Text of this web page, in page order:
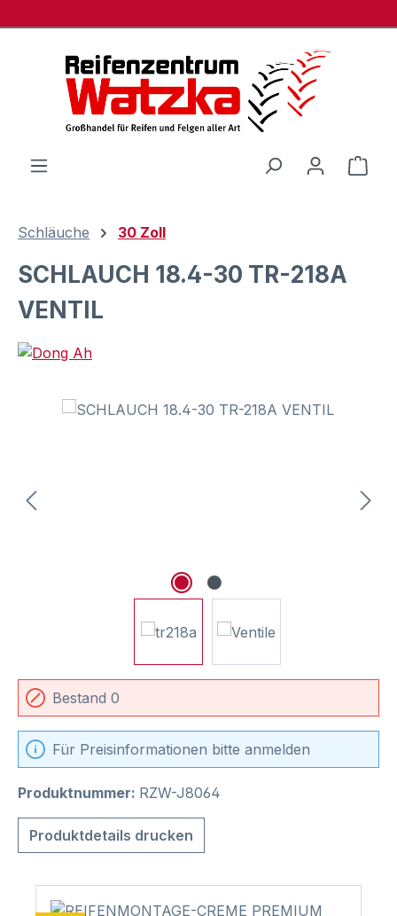
Schläuche 30 Zoll
SCHLAUCH 18.4-30 TR-218A
VENTIL
Bildergalerie überspringen
Bestand 0
Für Preisinformationen bitte anmelden
Produktnummer: RZW-J8064
Produktdetails drucken